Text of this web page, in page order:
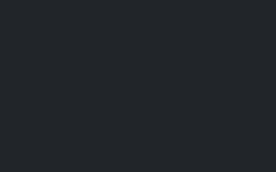
de nuestras promociones y